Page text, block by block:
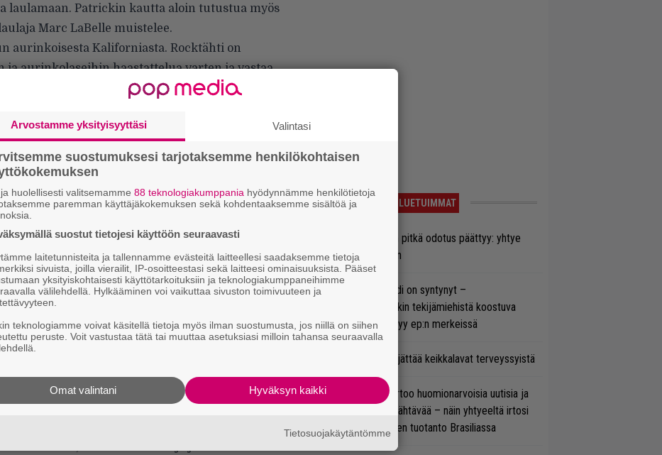
laulamaan. Patrickin kautta aloin tutustua myös
Marc LaBelle muistelee.
aurinkoisesta Kaliforniasta. Rocktähti on
aurinkolaseihin haastattelua varten ja vastaa
bändistään.
losangelesilaisesta hard rock -yhtyeestä tulee
kertosäkeitä, koukuttavia riffejä ja
LUETUIMMAT
Weezer-fanien pitkä odotus päättyy: yhtye
tulee Suomeen
Uusi superbändi on syntynyt –
Vaihtoehtorockin tekijämiehistä koostuva
ryhmä esittäytyy ep:n merkeissä
Glenn Hughes jättää keikkalavat terveyssyistä
Linkin Park kertoo huomionarvoisia uutisia ja
tarjoaa uutta nähtävää – näin yhtyeeltä irtosi
Meteora-aikojen tuotanto Brasiliassa
Arvostamme yksityisyyttäsi Valintasi
suostumuksesi tarjotaksemme henkilökohtaisen
huolellisesti valitsemamme 88 teknologiakumppania hyödynnämme henkilötietoja
paremman käyttäjäkokemuksen sekä kohdentaaksemme sisältöä ja
suostut tietojesi käyttöön seuraavasti
laitetunnisteita ja tallennamme evästeitä laitteellesi saadaksemme tietoja
sivuista, joilla vierailit, IP-osoitteestasi sekä laitteesi ominaisuuksista. Pääset
yksityiskohtaisesti käyttötarkoituksiin ja teknologiakumppaneihimme
välilehdellä. Hylkääminen voi vaikuttaa sivuston toimivuuteen ja
teknologiamme voivat käsitellä tietoja myös ilman suostumusta, jos niillä on siihen
peruste. Voit vastustaa tätä tai muuttaa asetuksiasi milloin tahansa seuraavalla
Hyväksyn kaikki
Omat valintani
Tietosuojakäytäntömme